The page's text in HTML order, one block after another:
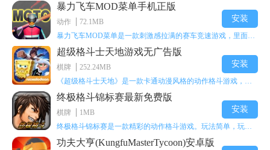
暴力飞车MOD菜单手机正版
动作
72.1MB
安装
超级格斗士天地游戏无广告版
棋牌
252.24MB
安装
终极格斗锦标赛最新免费版
棋牌
1MB
安装
功夫大亨(KungfuMasterTycoon)安卓版